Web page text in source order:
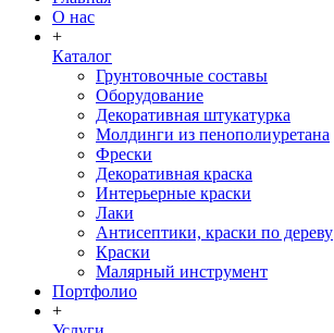
О нас
+
Каталог
Грунтовочные составы
Оборудование
Декоративная штукатурка
Молдинги из пенополиуретана
Фрески
Декоративная краска
Интерьерные краски
Лаки
Антисептики, краски по дереву
Краски
Малярный инструмент
Портфолио
+